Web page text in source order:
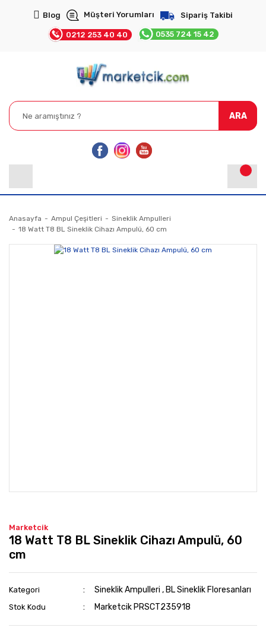
Blog Müşteri Yorumları Sipariş Takibi
0212 253 40 40 0535 724 15 42
ARA
Anasayfa Ampul Çeşitleri
Sineklik Ampulleri
18 Watt T8 BL Sineklik Cihazı Ampulü, 60 cm
Marketcik
18 Watt T8 BL Sineklik Cihazı Ampulü, 60
cm
Kategori Sineklik Ampulleri , BL Sineklik Floresanları
Stok Kodu Marketcik PRSCT235918